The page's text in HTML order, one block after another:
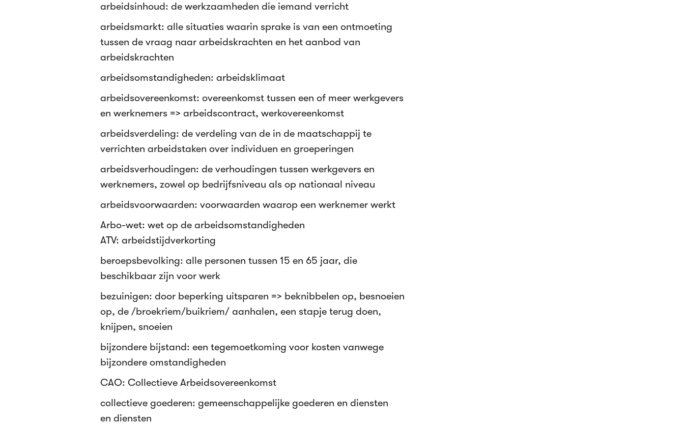
arbeidsinhoud: de werkzaamheden die iemand verricht
arbeidsmarkt: alle situaties waarin sprake is van een ontmoeting
tussen de vraag naar arbeidskrachten en het aanbod van
arbeidskrachten
arbeidsomstandigheden: arbeidsklimaat
arbeidsovereenkomst: overeenkomst tussen een of meer werkgevers
en werknemers => arbeidscontract, werkovereenkomst
arbeidsverdeling: de verdeling van de in de maatschappij te
verrichten arbeidstaken over individuen en groeperingen
arbeidsverhoudingen: de verhoudingen tussen werkgevers en
werknemers, zowel op bedrijfsniveau als op nationaal niveau
arbeidsvoorwaarden: voorwaarden waarop een werknemer werkt
Arbo-wet: wet op de arbeidsomstandigheden
ATV: arbeidstijdverkorting
beroepsbevolking: alle personen tussen 15 en 65 jaar, die
beschikbaar zijn voor werk
bezuinigen: door beperking uitsparen => beknibbelen op, besnoeien
op, de /broekriem/buikriem/ aanhalen, een stapje terug doen,
knijpen, snoeien
bijzondere bijstand: een tegemoetkoming voor kosten vanwege
bijzondere omstandigheden
CAO: Collectieve Arbeidsovereenkomst
collectieve goederen: gemeenschappelijke goederen en diensten
en diensten